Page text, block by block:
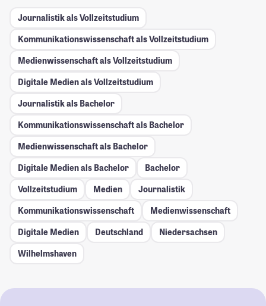
Journalistik als Vollzeitstudium
Kommunikationswissenschaft als Vollzeitstudium
Medienwissenschaft als Vollzeitstudium
Digitale Medien als Vollzeitstudium
Journalistik als Bachelor
Kommunikationswissenschaft als Bachelor
Medienwissenschaft als Bachelor
Digitale Medien als Bachelor
Bachelor
Vollzeitstudium
Medien
Journalistik
Kommunikationswissenschaft
Medienwissenschaft
Digitale Medien
Deutschland
Niedersachsen
Wilhelmshaven